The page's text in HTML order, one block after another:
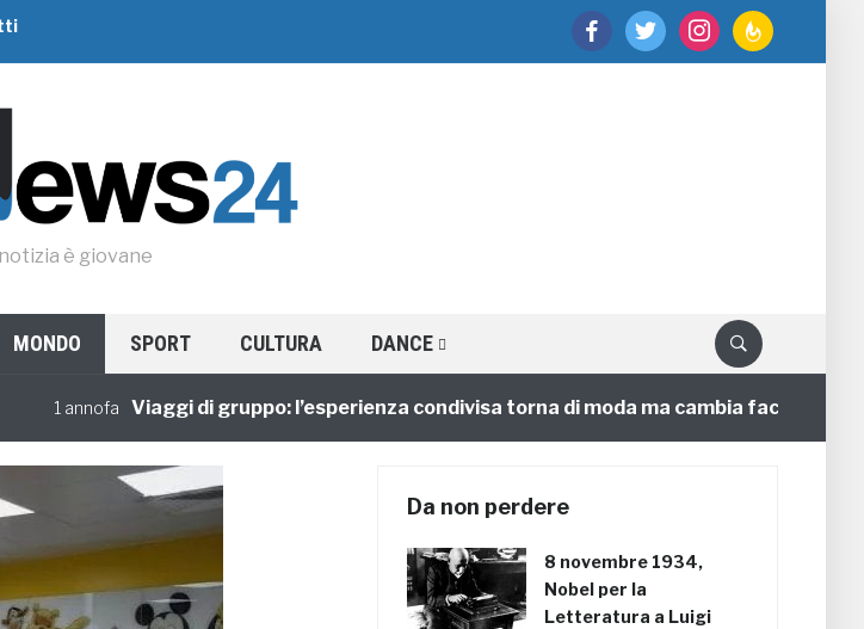
facebooktwitter instagramfeedburner
è giovane
MONDO SPORT CULTURA DANCE
1 annofa Viaggi di gruppo: l’esperienza condivisa torna di moda ma cambia faccia
Da non perdere
8 novembre 1934,
Nobel per la
Letteratura a Luigi